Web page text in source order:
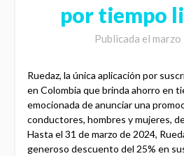
por tiempo
Publicada el
Ruedaz, la única aplicación por
en Colombia que brinda ahorro en
emocionada de anunciar una
conductores, hombres y mujeres,
Hasta el 31 de marzo de 2024,
generoso descuento del 25% en